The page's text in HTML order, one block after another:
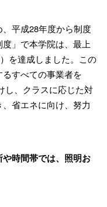
、平成28年度から制度
」で本学院は、最上
を達成しました。この
すべての事業者を
し、クラスに応じた対
省エネに向け、努力
時間帯では、照明お